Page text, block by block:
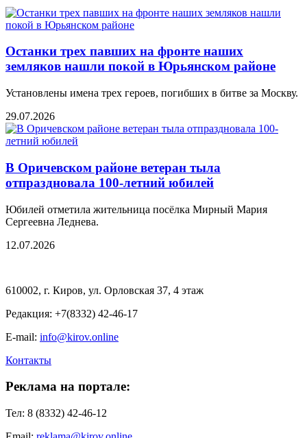
Останки трех павших на фронте наших
земляков нашли покой в Юрьянском районе
Установлены имена трех героев, погибших в битве за Москву.
29.07.2026
В Оричевском районе ветеран тыла
отпраздновала 100-летний юбилей
Юбилей отметила жительница посёлка Мирный Мария
Сергеевна Леднева.
12.07.2026
610002, г. Киров, ул. Орловская 37, 4 этаж
Редакция: +7(8332) 42-46-17
E-mail: info@kirov.online
Контакты
Реклама на портале:
Тел: 8 (8332) 42-46-12